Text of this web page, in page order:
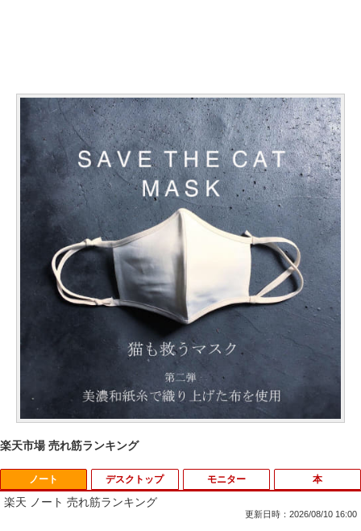
楽天市場 売れ筋ランキング
ノート
楽天 ノート 売れ筋ランキング
更新日時：2026/08/10 16:00
デスクトップ モニター 本